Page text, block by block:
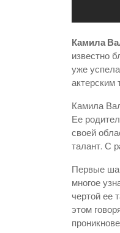
Камила
известно
уже
актерским
Камила
Ее
своей
талант. С
Первые
многое
чертой ее
этом